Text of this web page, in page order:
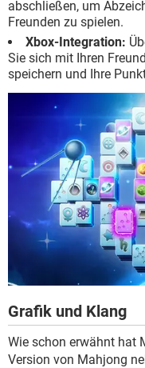
abschließen, um
Freunden zu spielen.
Xbox-Integration:
Sie sich mit Ihren
speichern und Ihre
Grafik und Klang
Wie schon erwähnt hat
Version von Mahjong